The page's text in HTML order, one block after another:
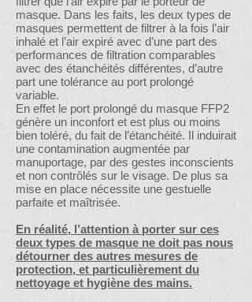
masque. Dans les faits, les deux types de
masques permettent de filtrer à la fois l’air
inhalé et l’air expiré avec d’une part des
performances de filtration comparables
avec des étanchéités différentes, d’autre
part une tolérance au port prolongé
variable.
En effet le port prolongé du masque FFP2
génère un inconfort et est plus ou moins
bien toléré, du fait de l’étanchéité. Il induirait
une contamination augmentée par
manuportage, par des gestes inconscients
et non contrôlés sur le visage. De plus sa
mise en place nécessite une gestuelle
parfaite et maîtrisée.
En réalité, l’attention à porter sur ces
deux types de masque ne doit pas nous
détourner des autres mesures de
protection, et particulièrement du
nettoyage et hygiène des mains.